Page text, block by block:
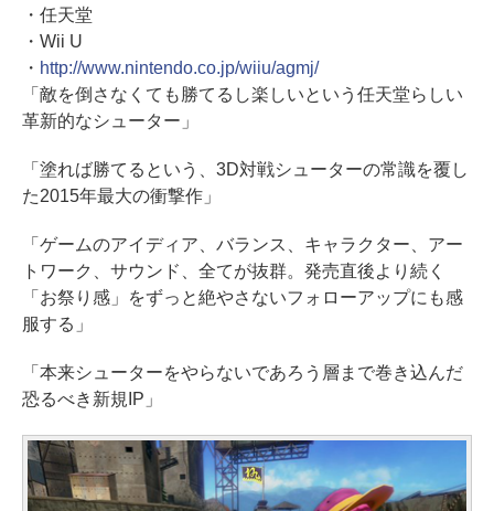
・任天堂
・Wii U
・ http://www.nintendo.co.jp/wiiu/agmj/
「敵を倒さなくても勝てるし楽しいという任天堂らしい
革新的なシューター」
「塗れば勝てるという、3D対戦シューターの常識を覆し
た2015年最大の衝撃作」
「ゲームのアイディア、バランス、キャラクター、アー
トワーク、サウンド、全てが抜群。発売直後より続く
「お祭り感」をずっと絶やさないフォローアップにも感
服する」
「本来シューターをやらないであろう層まで巻き込んだ
恐るべき新規IP」